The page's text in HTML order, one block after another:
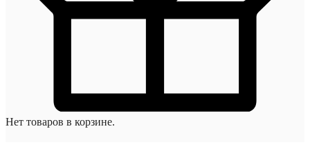
Нет товаров в корзине.